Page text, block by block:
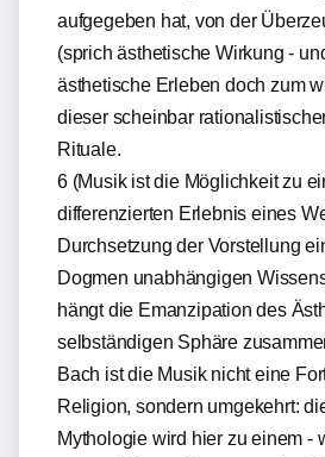
aufgegeben hat, von der
(sprich ästhetische Wirkung -
ästhetische Erleben doch zum
dieser scheinbar
Rituale.
6 (Musik ist die Möglichkeit zu
differenzierten Erlebnis eines
Durchsetzung der Vorstellung
Dogmen unabhängigen
hängt die Emanzipation des
selbständigen Sphäre
Bach ist die Musik nicht eine
Religion, sondern umgekehrt:
Mythologie wird hier zu einem -